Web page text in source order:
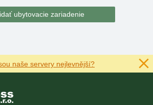
ubytovacie zariadenie
naše servery nejlevnější?